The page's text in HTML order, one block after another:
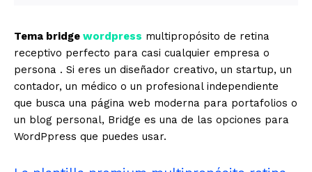
Tema bridge wordpress multipropósito de retina
receptivo perfecto para casi cualquier empresa o
persona . Si eres un diseñador creativo, un startup, un
contador, un médico o un profesional independiente
que busca una página web moderna para portafolios o
un blog personal, Bridge es una de las opciones para
WordPpress que puedes usar.